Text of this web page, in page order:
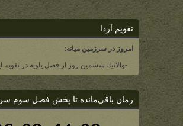
تقویم آردا
امروز در سرزمین میانه:
-والانیا، ششمین روز از فصل یاویه در تقویم
زمان باقی‌مانده تا پخش فصل سوم